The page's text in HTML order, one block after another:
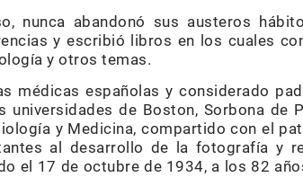
nunca abandonó sus austeros
y escribió libros en los cuales
y otros temas.
médicas españolas y considerado
universidades de Boston, Sorbona de
y Medicina, compartido con el
al desarrollo de la fotografía y
el 17 de octubre de 1934, a los 82